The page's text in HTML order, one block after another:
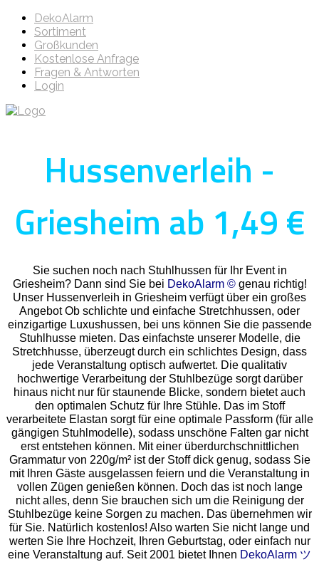
DekoAlarm
Sortiment
Großkunden
Kostenlose Anfrage
Fragen & Antworten
Login
Hussenverleih -
Griesheim ab 1,49 €
Sie suchen noch nach Stuhlhussen für Ihr Event in
Griesheim? Dann sind Sie bei DekoAlarm ©genau richtig!
Unser Hussenverleih in Griesheim verfügt über ein großes
Angebot Ob schlichte und einfache Stretchhussen, oder
einzigartige Luxushussen, bei uns können Sie die passende
Stuhlhusse mieten. Das einfachste unserer Modelle, die
Stretchhusse, überzeugt durch ein schlichtes Design, dass
jede Veranstaltung optisch aufwertet. Die qualitativ
hochwertige Verarbeitung der Stuhlbezüge sorgt darüber
hinaus nicht nur für staunende Blicke, sondern bietet auch
den optimalen Schutz für Ihre Stühle. Das im Stoff
verarbeitete Elastan sorgt für eine optimale Passform (für alle
gängigen Stuhlmodelle), sodass unschöne Falten gar nicht
erst entstehen können. Mit einer überdurchschnittlichen
Grammatur von 220g/m² ist der Stoff dick genug, sodass Sie
mit Ihren Gäste ausgelassen feiern und die Veranstaltung in
vollen Zügen genießen können. Doch das ist noch lange
nicht alles, denn Sie brauchen sich um die Reinigung der
Stuhlbezüge keine Sorgen zu machen. Das übernehmen wir
für Sie. Natürlich kostenlos! Also warten Sie nicht lange und
werten Sie Ihre Hochzeit, Ihren Geburtstag, oder einfach nur
eine Veranstaltung auf. Seit 2001 bietet Ihnen DekoAlarm ツ